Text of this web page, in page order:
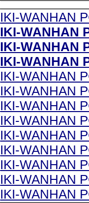
IKI-WANHAN
IKI-WANHAN
IKI-WANHAN
IKI-WANHAN
IKI-WANHAN
IKI-WANHAN
IKI-WANHAN
IKI-WANHAN
IKI-WANHAN
IKI-WANHAN
IKI-WANHAN
IKI-WANHAN
IKI-WANHAN